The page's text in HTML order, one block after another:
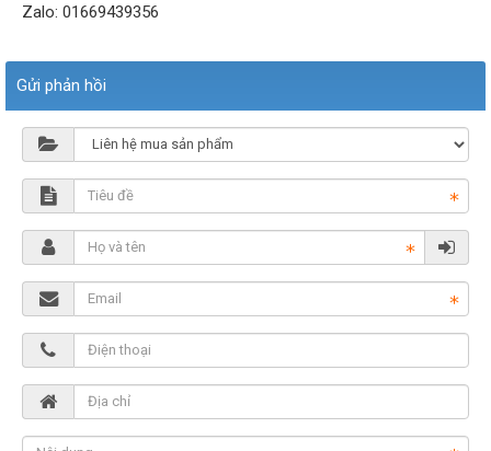
Zalo: 01669439356
Gửi phản hồi